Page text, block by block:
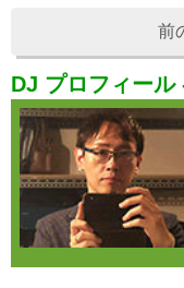
前
DJ プロフィー